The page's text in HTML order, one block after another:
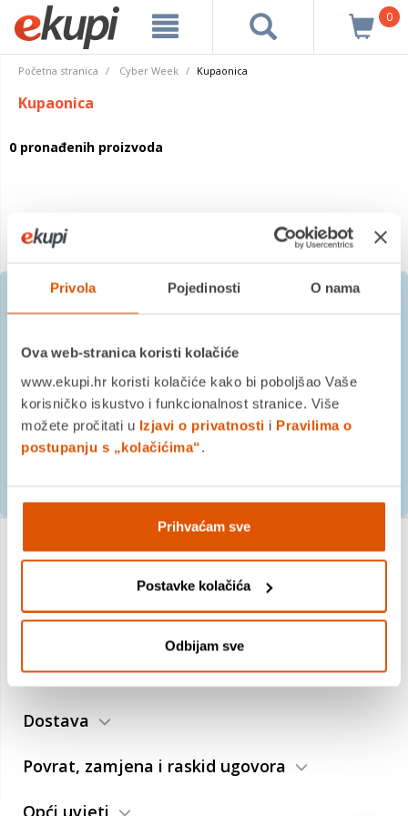
Privola Pojedinosti O nama
Ova web-stranica koristi kolačiće
www.ekupi.hr koristi kolačiće kako bi poboljšao Vaše
korisničko iskustvo i funkcionalnost stranice. Više
možete pročitati u Izjavi o privatnosti i Pravilima o
postupanju s „kolačićima“.
Prihvaćam sve
Postavke kolačića
Odbijam sve
0
Početna stranica Cyber Week Kupaonica
Kupaonica
0 pronađenih proizvoda
Prijavite se na besplatni
PRIJAVITE SE
Trebate pomoć?
Plaćanje
Dostava
Povrat, zamjena i raskid ugovora
Opći uvjeti